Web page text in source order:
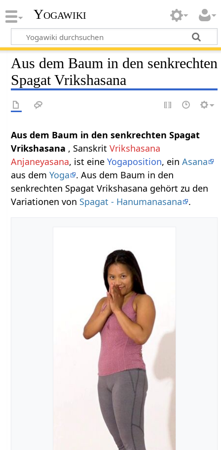
Yogawiki
Aus dem Baum in den senkrechten
Spagat Vrikshasana
Aus dem Baum in den senkrechten Spagat
Vrikshasana , SanskritVrikshasana
Anjaneyasana, ist eineYogaposition, einAsana
aus demYoga
. Aus dem Baum in den
senkrechten Spagat Vrikshasana gehört zu den
Variationen von Spagat - Hanumanasana .